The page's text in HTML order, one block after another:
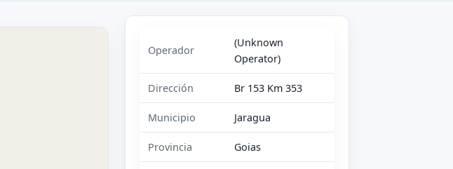
Operador
(Unknown
Operator)
Dirección Br 153 Km 353
Municipio Jaragua
Provincia Goias